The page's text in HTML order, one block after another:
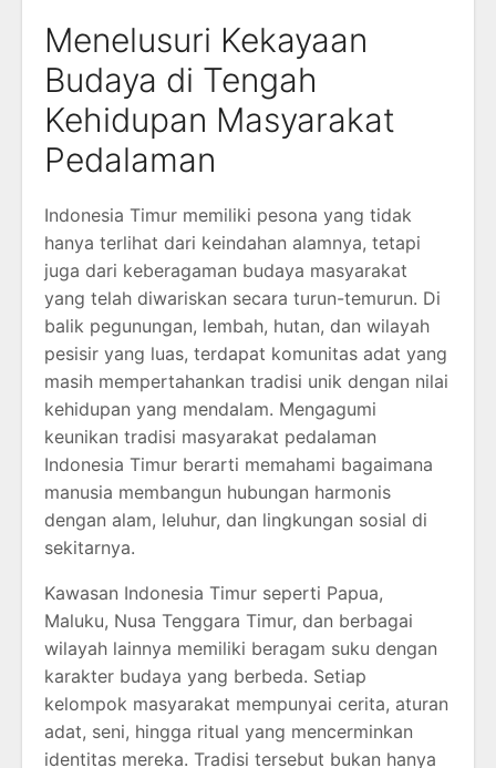
Menelusuri Kekayaan
Budaya di Tengah
Kehidupan Masyarakat
Pedalaman
Indonesia Timur memiliki pesona yang tidak
hanya terlihat dari keindahan alamnya, tetapi
juga dari keberagaman budaya masyarakat
yang telah diwariskan secara turun-temurun. Di
balik pegunungan, lembah, hutan, dan wilayah
pesisir yang luas, terdapat komunitas adat yang
masih mempertahankan tradisi unik dengan nilai
kehidupan yang mendalam. Mengagumi
keunikan tradisi masyarakat pedalaman
Indonesia Timur berarti memahami bagaimana
manusia membangun hubungan harmonis
dengan alam, leluhur, dan lingkungan sosial di
sekitarnya.
Kawasan Indonesia Timur seperti Papua,
Maluku, Nusa Tenggara Timur, dan berbagai
wilayah lainnya memiliki beragam suku dengan
karakter budaya yang berbeda. Setiap
kelompok masyarakat mempunyai cerita, aturan
adat, seni, hingga ritual yang mencerminkan
identitas mereka. Tradisi tersebut bukan hanya